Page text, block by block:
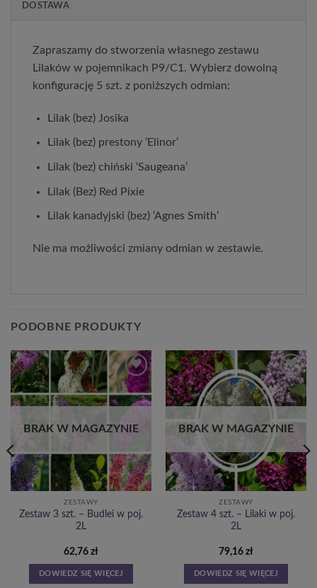
DOSTAWA
Zapraszamy do stworzenia własnego zestawu
Lilaków w pojemnikach P9/C1. Wybierz dowolną
konfigurację 5 szt. z poniższych odmian:
Lilak (bez) Josika
Lilak (bez) prestony ‘Elinor’
Lilak (bez) chiński ‘Saugeana’
Lilak (Bez) Red Pixie
Lilak kanadyjski (bez) ‘Agnes Smith’
Nie ma możliwości zmiany odmian w zestawie.
PODOBNE PRODUKTY
Dodaj
do
listy
BRAK W MAGAZYNIE
ZESTAWY
Zestaw 3 szt. – Budlei w poj.
2L
62,76 zł
DOWIEDZ SIĘ WIĘCEJ
Dodaj
do
listy
BRAK W MAGAZYNIE
ZESTAWY
Zestaw 4 szt. – Lilaki w poj.
2L
79,16 zł
DOWIEDZ SIĘ WIĘCEJ